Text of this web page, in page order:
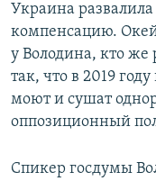
Украина
компенсацию.
у Володина, кто же
так, что в 2019
моют и сушат
оппозиционный
Спикер госдумы